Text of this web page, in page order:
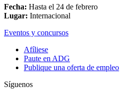
Fecha: Hasta el 24 de febrero
Lugar: Internacional
Eventos y concursos
Afíliese
Paute en ADG
Publique una oferta de empleo
Síguenos